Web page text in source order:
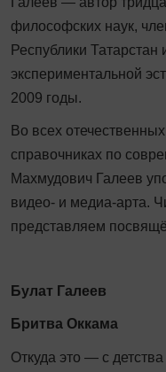
философских наук,
Республики
экспериментальной
2009 годы.
Во всех
справочниках по
Махмудович Галеев
видео- и медиа-арта.
представляем
Булат Галеев
Бритва Оккама
Откуда это — с